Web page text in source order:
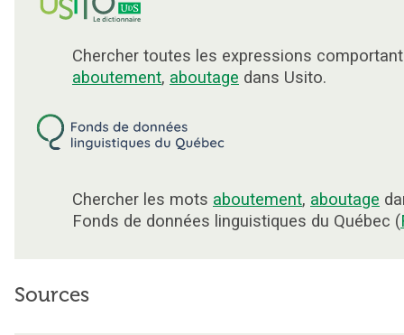
Chercher toutes les expressions
aboutement, aboutage dans Usito.
Chercher les mots aboutement, aboutage
Fonds de données linguistiques du Québec (
Sources